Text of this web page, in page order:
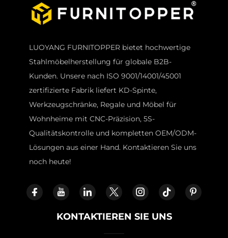
LUOYANG FURNITOPPER bietet hochwertige
Stahlmöbelherstellung für globale B2B-
Kunden. Unsere nach ISO 9001/14001/45001
zertifizierte Fabrik liefert KD-Spinte,
Werkzeugschränke, Regale und Möbel für
Wohnheime mit CNC-Präzision, 5S-
Qualitätskontrolle und kompletten OEM/ODM-
Lösungen aus einer Hand. Kontaktieren Sie uns
noch heute!
KONTAKTIEREN SIE UNS